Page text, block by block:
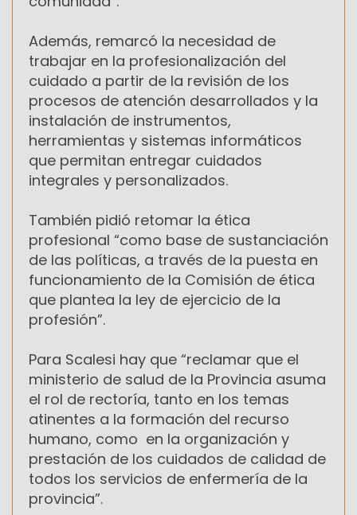
Además, remarcó la necesidad de
trabajar en la profesionalización del
cuidado a partir de la revisión de los
procesos de atención desarrollados y la
instalación de instrumentos,
herramientas y sistemas informáticos
que permitan entregar cuidados
integrales y personalizados.
También pidió retomar la ética
profesional “como base de sustanciación
de las políticas, a través de la puesta en
funcionamiento de la Comisión de ética
que plantea la ley de ejercicio de la
profesión”.
Para Scalesi hay que “reclamar que el
ministerio de salud de la Provincia asuma
el rol de rectoría, tanto en los temas
atinentes a la formación del recurso
humano, como en la organización y
prestación de los cuidados de calidad de
todos los servicios de enfermería de la
provincia”.